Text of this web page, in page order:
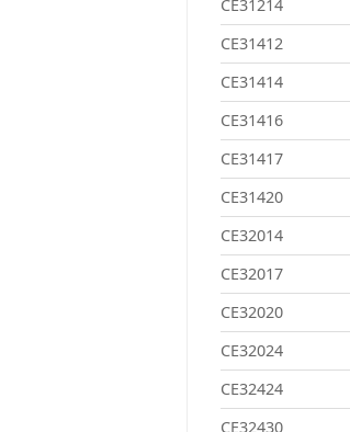
CE31214
CE31412
CE31414
CE31416
CE31417
CE31420
CE32014
CE32017
CE32020
CE32024
CE32424
CE32430